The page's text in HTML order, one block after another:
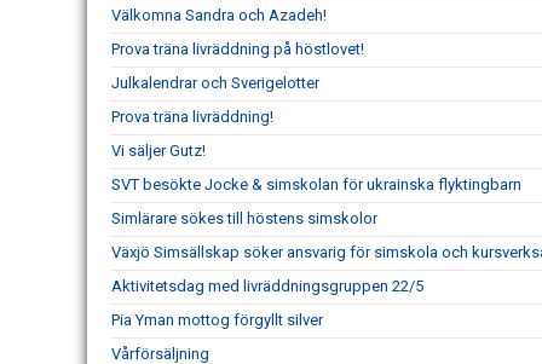
Välkomna Sandra och Azadeh!
Prova träna livräddning på höstlovet!
Julkalendrar och Sverigelotter
Prova träna livräddning!
Vi säljer Gutz!
SVT besökte Jocke & simskolan för ukrainska flyktingbarn
Simlärare sökes till höstens simskolor
Växjö Simsällskap söker ansvarig för simskola och
Aktivitetsdag med livräddningsgruppen 22/5
Pia Yman mottog förgyllt silver
Vårförsäljning